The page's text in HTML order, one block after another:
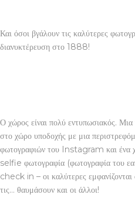
Και όσοι βγάλουν τις καλύτερες
διανυκτέρευση στο 1888!
Ο χώρος είναι πολύ εντυπωσιακός. Μια
στο χώρο υποδοχής με μια
φωτογραφιών του Instagram και ένα
selfie φωτογραφία (φωτογραφία του
check in – οι καλύτερες εμφανίζονται
τις… θαυμάσουν και οι άλλοι!